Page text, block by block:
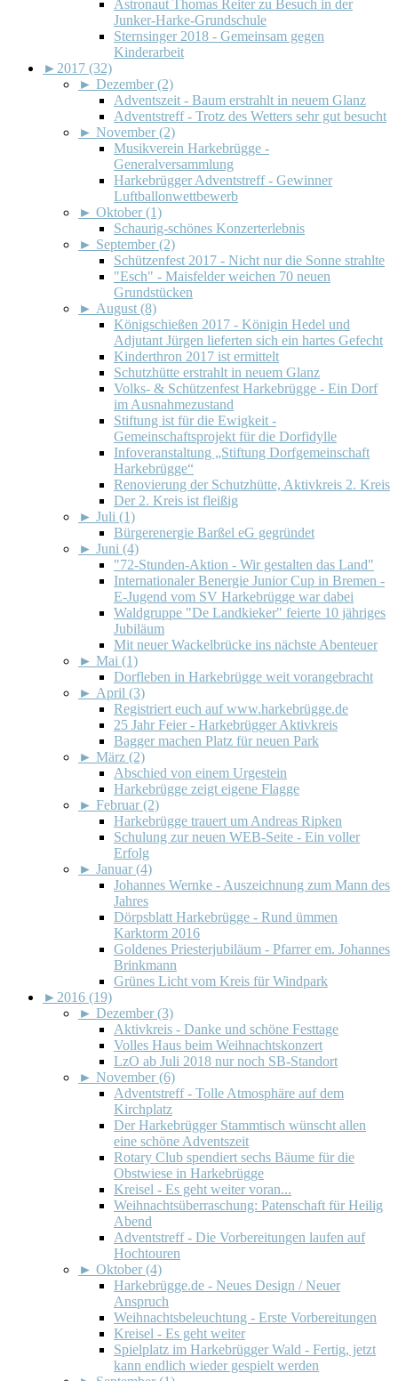
Astronaut Thomas Reiter zu Besuch in der
Junker-Harke-Grundschule
Sternsinger 2018 - Gemeinsam gegen
Kinderarbeit
► 2017 (32)
► Dezember (2)
Adventszeit - Baum erstrahlt in neuem Glanz
Adventstreff - Trotz des Wetters sehr gut besucht
► November (2)
Musikverein Harkebrügge -
Generalversammlung
Harkebrügger Adventstreff - Gewinner
Luftballonwettbewerb
► Oktober (1)
Schaurig-schönes Konzerterlebnis
► September (2)
Schützenfest 2017 - Nicht nur die Sonne strahlte
"Esch" - Maisfelder weichen 70 neuen
Grundstücken
► August (8)
Königschießen 2017 - Königin Hedel und
Adjutant Jürgen lieferten sich ein hartes Gefecht
Kinderthron 2017 ist ermittelt
Schutzhütte erstrahlt in neuem Glanz
Volks- & Schützenfest Harkebrügge - Ein Dorf
im Ausnahmezustand
Stiftung ist für die Ewigkeit -
Gemeinschaftsprojekt für die Dorfidylle
Infoveranstaltung „Stiftung Dorfgemeinschaft
Harkebrügge“
Renovierung der Schutzhütte, Aktivkreis 2. Kreis
Der 2. Kreis ist fleißig
► Juli (1)
Bürgerenergie Barßel eG gegründet
► Juni (4)
"72-Stunden-Aktion - Wir gestalten das Land"
Internationaler Benergie Junior Cup in Bremen -
E-Jugend vom SV Harkebrügge war dabei
Waldgruppe "De Landkieker" feierte 10 jähriges
Jubiläum
Mit neuer Wackelbrücke ins nächste Abenteuer
► Mai (1)
Dorfleben in Harkebrügge weit vorangebracht
► April (3)
Registriert euch auf www.harkebrügge.de
25 Jahr Feier - Harkebrügger Aktivkreis
Bagger machen Platz für neuen Park
► März (2)
Abschied von einem Urgestein
Harkebrügge zeigt eigene Flagge
► Februar (2)
Harkebrügge trauert um Andreas Ripken
Schulung zur neuen WEB-Seite - Ein voller
Erfolg
► Januar (4)
Johannes Wernke - Auszeichnung zum Mann des
Jahres
Dörpsblatt Harkebrügge - Rund ümmen
Karktorm 2016
Goldenes Priesterjubiläum - Pfarrer em. Johannes
Brinkmann
Grünes Licht vom Kreis für Windpark
► 2016 (19)
► Dezember (3)
Aktivkreis - Danke und schöne Festtage
Volles Haus beim Weihnachtskonzert
LzO ab Juli 2018 nur noch SB-Standort
► November (6)
Adventstreff - Tolle Atmosphäre auf dem
Kirchplatz
Der Harkebrügger Stammtisch wünscht allen
eine schöne Adventszeit
Rotary Club spendiert sechs Bäume für die
Obstwiese in Harkebrügge
Kreisel - Es geht weiter voran...
Weihnachtsüberraschung: Patenschaft für Heilig
Abend
Adventstreff - Die Vorbereitungen laufen auf
Hochtouren
► Oktober (4)
Harkebrügge.de - Neues Design / Neuer
Anspruch
Weihnachtsbeleuchtung - Erste Vorbereitungen
Kreisel - Es geht weiter
Spielplatz im Harkebrügger Wald - Fertig, jetzt
kann endlich wieder gespielt werden